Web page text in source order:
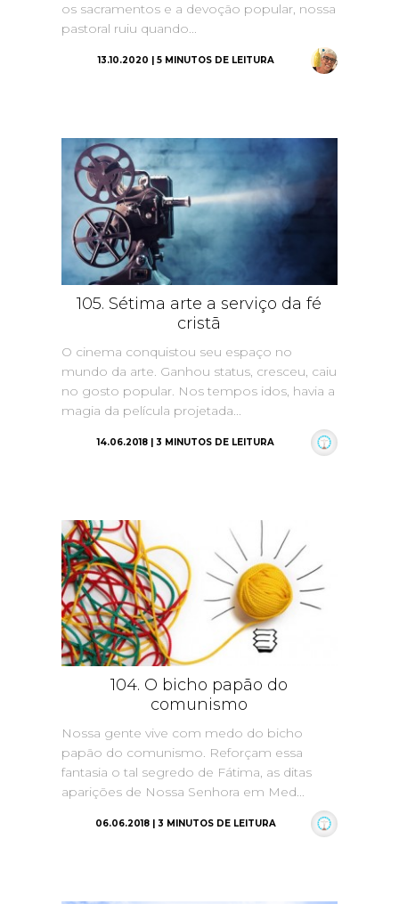
os sacramentos e a devoção popular, nossa
pastoral ruiu quando...
13.10.2020 | 5 MINUTOS DE LEITURA
105. Sétima arte a serviço da fé
cristã
O cinema conquistou seu espaço no
mundo da arte. Ganhou status, cresceu, caiu
no gosto popular. Nos tempos idos, havia a
magia da película projetada...
14.06.2018 | 3 MINUTOS DE LEITURA
104. O bicho papão do
comunismo
Nossa gente vive com medo do bicho
papão do comunismo. Reforçam essa
fantasia o tal segredo de Fátima, as ditas
aparições de Nossa Senhora em Med...
06.06.2018 | 3 MINUTOS DE LEITURA